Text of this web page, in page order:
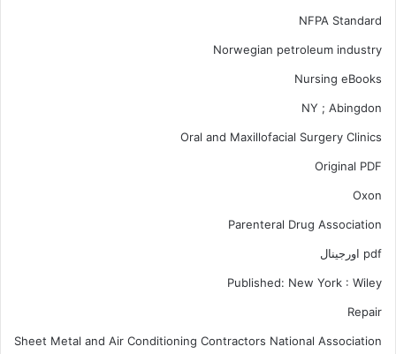
NFPA Standard
Norwegian petroleum industry
Nursing eBooks
NY ; Abingdon
Oral and Maxillofacial Surgery Clinics
Original PDF
Oxon
Parenteral Drug Association
pdf اورجینال
Published: New York : Wiley
Repair
Sheet Metal and Air Conditioning Contractors National Association